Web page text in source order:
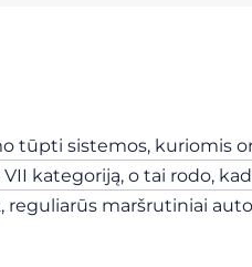
tūpti sistemos, kuriomis
kategoriją, o tai rodo,
reguliarūs maršrutiniai